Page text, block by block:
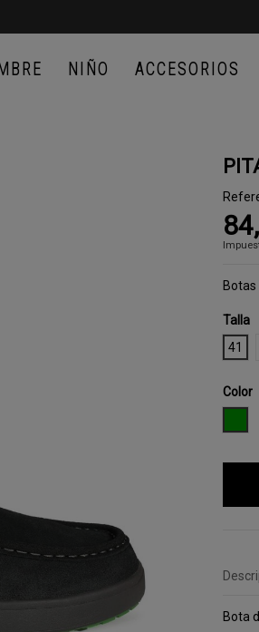
NIÑO ACCESORIOS
Botas
Talla
41
Color
Bota